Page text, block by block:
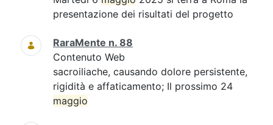
presentazione dei risultati del progetto
RaraMente n. 88
Contenuto Web
sacroiliache, causando dolore persistente,
rigidità e affaticamento; Il prossimo 24
maggio